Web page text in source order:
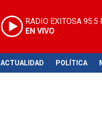
RADIO EXITOSA 95.5
EN VIVO
ACTUALIDAD POLÍTICA